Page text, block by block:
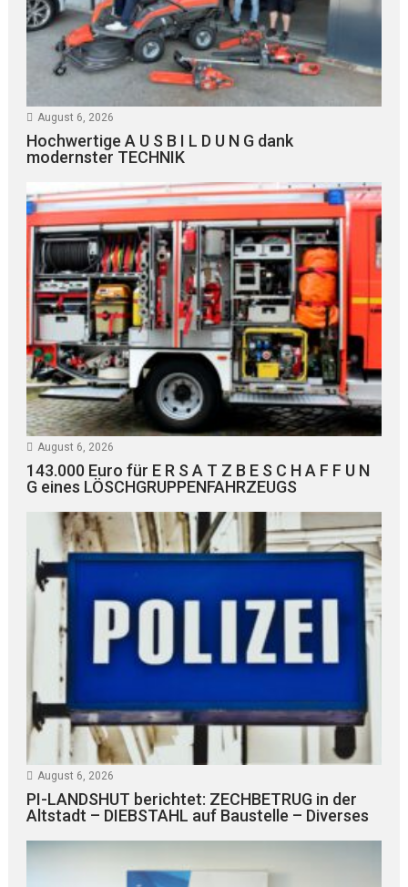
August 6, 2026
Hochwertige A U S B I L D U N G dank
modernster TECHNIK
August 6, 2026
143.000 Euro für E R S A T Z B E S C H A F F U N
G eines LÖSCHGRUPPENFAHRZEUGS
August 6, 2026
PI-LANDSHUT berichtet: ZECHBETRUG in der
Altstadt – DIEBSTAHL auf Baustelle – Diverses